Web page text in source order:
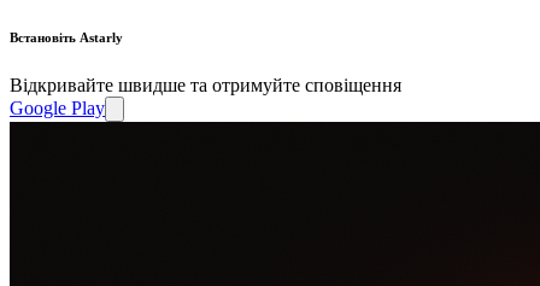
Встановіть Astarly
Відкривайте швидше та отримуйте сповіщення
Google Play